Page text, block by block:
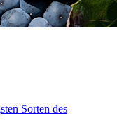
Sorten des